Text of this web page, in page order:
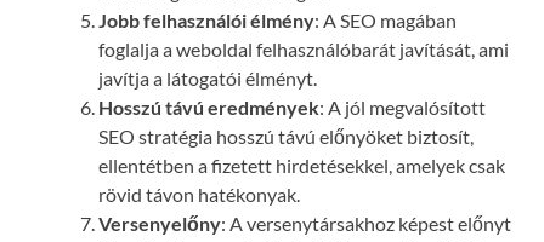
Jobb felhasználói élmény: A SEO magában
foglalja a weboldal felhasználóbarát javítását, ami
javítja a látogatói élményt.
Hosszú távú eredmények: A jól megvalósított
SEO stratégia hosszú távú előnyöket biztosít,
ellentétben a fizetett hirdetésekkel, amelyek csak
rövid távon hatékonyak.
Versenyelőny: A versenytársakhoz képest előnyt